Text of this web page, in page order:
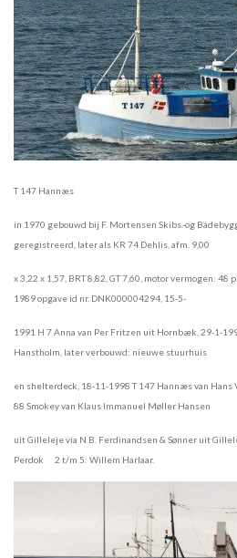
T 147 Hannæs
in 1970 gebouwd bij F. Mortensen Skibs.-og
geregistreerd, later als KR 74 Dehlis, afm. 9,00
x 3,22 x 1,57, BRT 8,82, GT 7,60, motor vermogen:
1989 opgave id nr. DNK000004294, 15-5-
1991 H 7 Anna van Per Fritzen uit Hornbæk, 29-1-
Hanstholm, later verbouwd: nieuwe stuurhuis
en shelterdeck, 18-11-1998 T 147 Hannæs van
88 Smokey van Klaus Immanuel Møller Hansen
uit Gilleleje via N.B. Ferdinandsen &
Perdok 2 t/m 5: Willem Harlaar.